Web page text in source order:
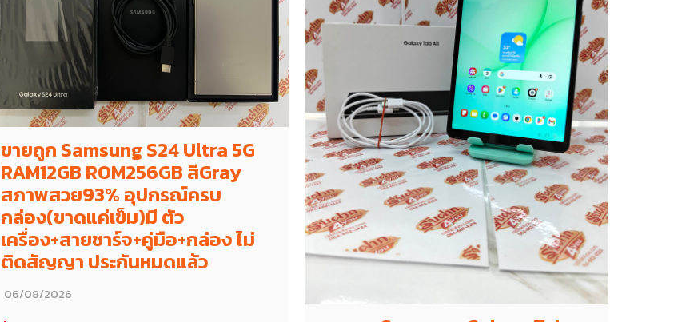
ขายถูก Samsung S24 Ultra 5G
RAM12GB ROM256GB สีGray
สภาพสวย93% อุปกรณ์ครบ
กล่อง(ขาดแค่เข็ม)มี ตัว
เครื่อง+สายชาร์จ+คู่มือ+กล่อง ไม่
ติดสัญญา ประกันหมดแล้ว
06/08/2026